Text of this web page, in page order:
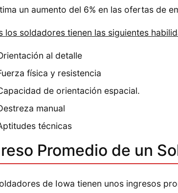
un aumento del 6% en las ofertas de
los soldadores tienen las siguientes
al detalle
física y resistencia
de orientación espacial.
manual
técnicas
Promedio de un
de Iowa tienen unos ingresos